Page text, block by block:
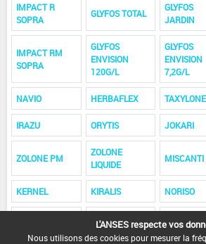
IMPACT R
SOPRA
GLYFOS TOTAL
GLYFOS
JARDIN
IMPACT RM
SOPRA
GLYFOS
ENVISION
120G/L
GLYFOS
ENVISION
7,2G/L
NAVIO HERBAFLEX TAXYLONE
IRAZU ORYTIS JOKARI
ZOLONE PM
ZOLONE
LIQUIDE
MISCANTI
KERNEL KIRALIS NORISO
NEXIDE
L'ANSES respecte vos
Nous utilisons des cookies pour mesurer la